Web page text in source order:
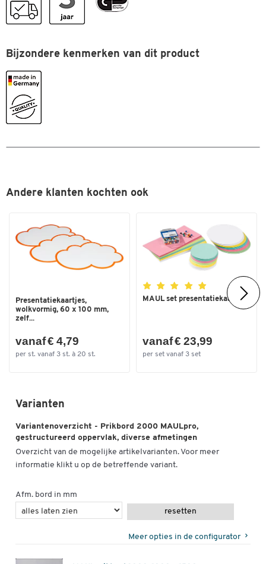
Breedte (mm)
Bijzondere kenmerken van dit product
Andere klanten kochten ook
Presentatiekaartjes,
wolkvormig, 60 x 100 mm,
zelf...
vanaf € 4,79
per st. vanaf 3 st. à 20 st.
MAUL set presentatiekaartjes
vanaf € 23,99
per set vanaf 3 set
Varianten
Variantenoverzicht - Prikbord 2000 MAULpro,
gestructureerd oppervlak, diverse afmetingen
Overzicht van de mogelijke artikelvarianten. Voor meer
informatie klikt u op de betreffende variant.
Afm. bord in mm
resetten
Meer opties in de configurator